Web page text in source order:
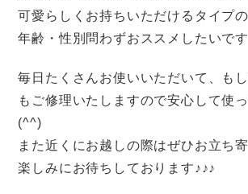
可愛らしくお持ちいただけるタイプ
年齢・性別問わずおススメしたいで
毎日たくさんお使いいただいて、も
もご修理いたしますので安心して使
(^^)
また近くにお越しの際はぜひお立ち
楽しみにお待ちしております♪♪♪